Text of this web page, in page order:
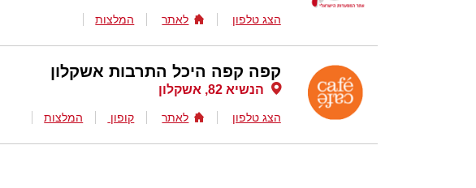
הצג טלפון לאתר המלצות
קפה קפה היכל התרבות אשקלון
הנשיא 82, אשקלון
הצג טלפון לאתר קופון המלצות